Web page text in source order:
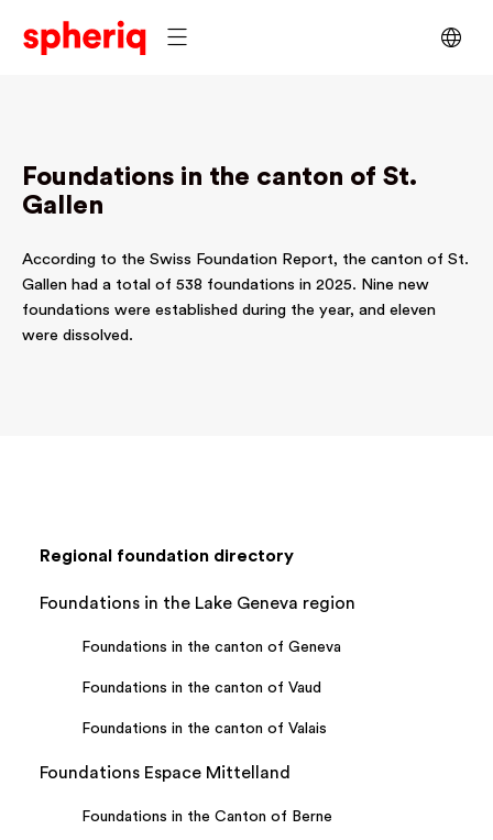
Foundations in the canton of St.
Gallen
According to the Swiss Foundation Report, the canton of St.
Gallen had a total of 538 foundations in 2025. Nine new
foundations were established during the year, and eleven
were dissolved.
Regional foundation directory
Foundations in the Lake Geneva region
Foundations in the canton of Geneva
Foundations in the canton of Vaud
Foundations in the canton of Valais
Foundations Espace Mittelland
Foundations in the Canton of Berne